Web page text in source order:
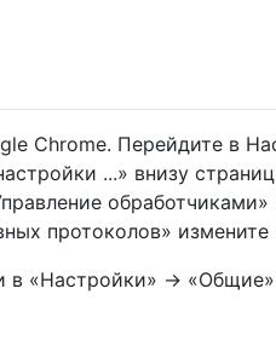
Chrome. Перейдите в
...» внизу
протоколов» измените
в «Настройки» ->